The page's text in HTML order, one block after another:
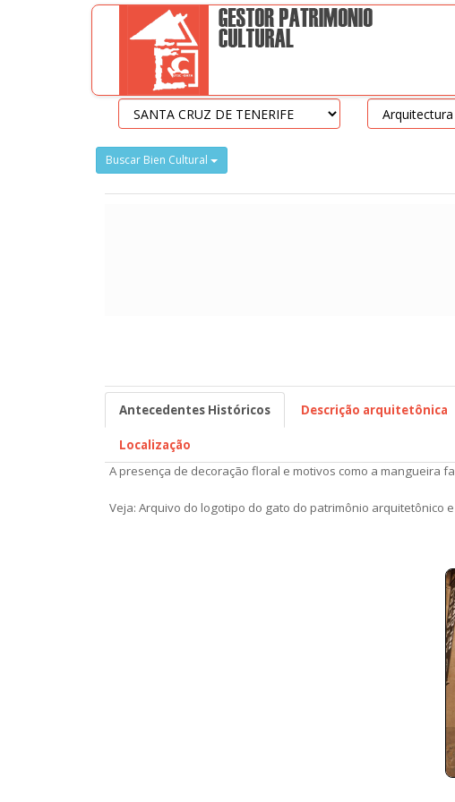
Buscar Bien Cultural
Antecedentes Históricos Descrição arquitetônica
Localização
A presença de decoração floral e motivos como a mangueira
Veja: Arquivo do logotipo do gato do patrimônio arquitetônico